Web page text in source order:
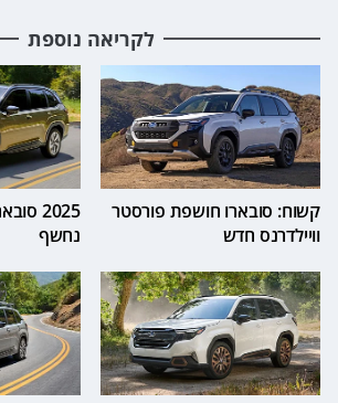
לקריאה נוספת
קשוח: סובארו חושפת פורסטר
וויילדרנס חדש
2025
נחשף